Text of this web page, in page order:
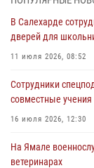
30 июля 2026, 09:34
Офицеры спецназа
29 июля 2026, 10:42
В Уральском округе
В Салехарде
дверей для
11 июля 2026, 08:52
Сотрудники
совместные
16 июля 2026, 12:30
На Ямале
ветеринарах